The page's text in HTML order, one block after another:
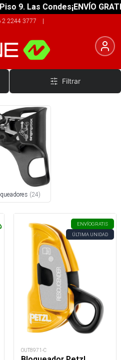
Condes¡ENVÍO GRATIS!
2 2244 3777 |
Filtrar
(24)
ENVÍOGRATIS
ÚLTIMA UNIDAD
OUT8971-C